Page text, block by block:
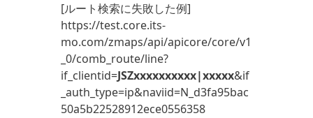
[ルート検索に失敗した例]
https://test.core.its-
mo.com/zmaps/api/apicore/core/v1
_0/comb_route/line?
if_clientid=JSZxxxxxxxxxx|xxxxx&if
_auth_type=ip&naviid=N_d3fa95bac
50a5b22528912ece0556358